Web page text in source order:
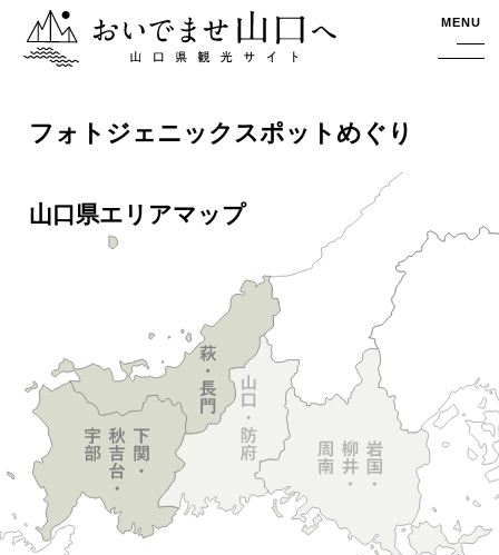
おいでませ山口へー山口県観光サイト MENU
フォトジェニックスポットめぐり
山口県エリアマップ